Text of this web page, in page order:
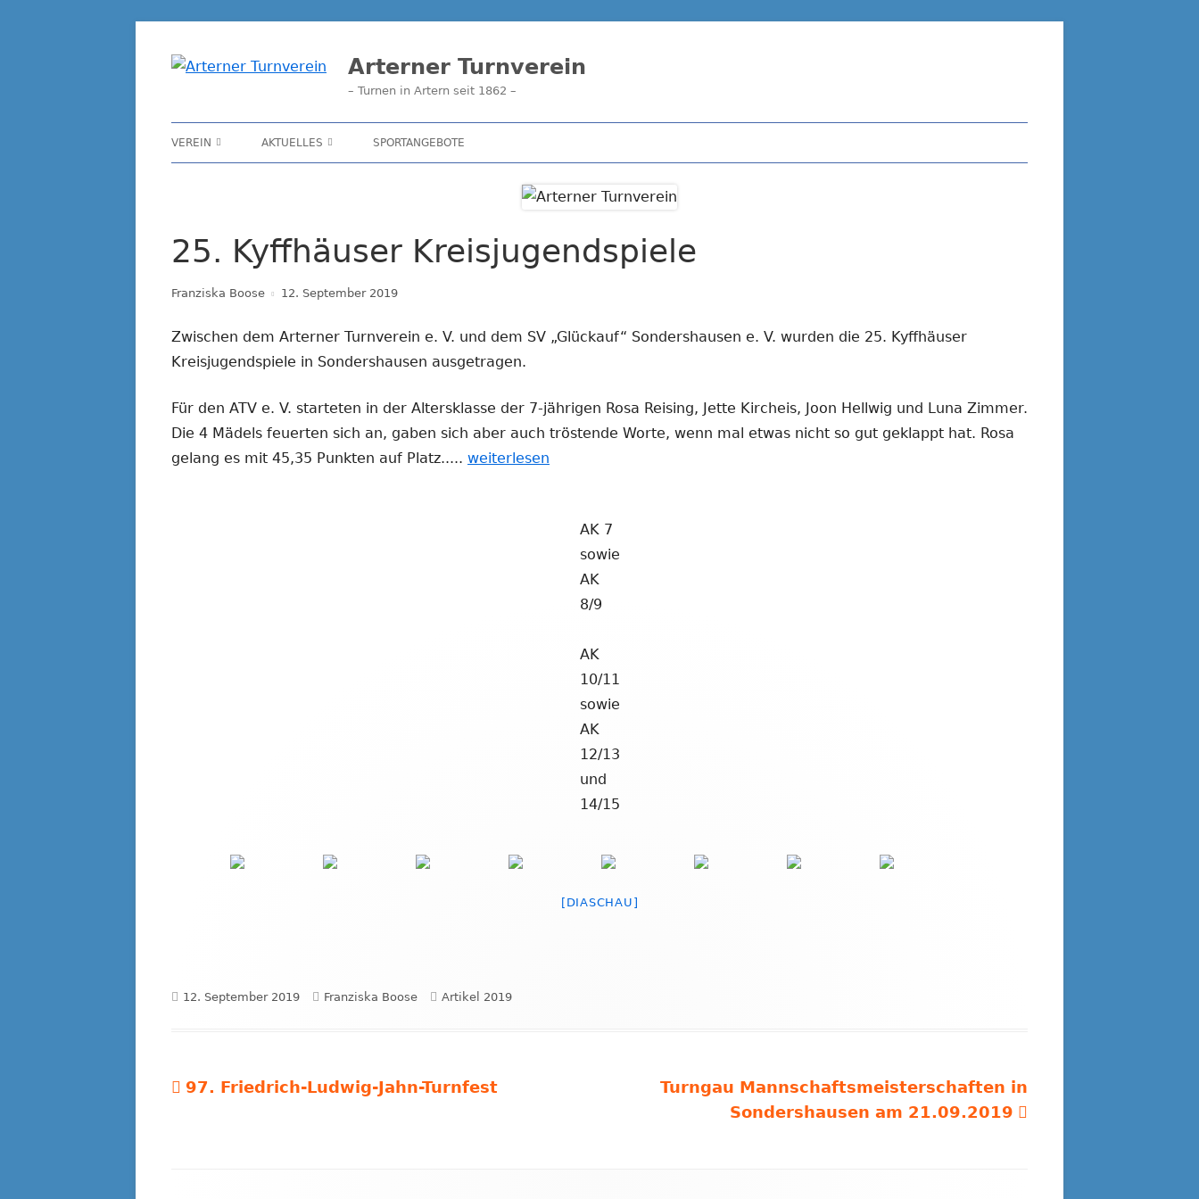
Arterner Turnverein
– Turnen in Artern seit 1862 –
Primäres
VEREIN
VORSTAND
SPONSOREN 2025
MITGLIED WERDEN / FORMULARE
TRAINER/ÜBUNGSLEITER
AKTUELLES SPORTANGEBOTE
25. Kyffhäuser Kreisjugendspiele
Autor
Franziska Boose
Veröffentlicht
12. September 2019
Zwischen dem Arterner Turnverein e. V. und dem SV „Glückauf“ Sondershausen e. V. wurden die 25. Kyffhäuser
Kreisjugendspiele in Sondershausen ausgetragen.
Für den ATV e. V. starteten in der Altersklasse der 7-jährigen Rosa Reising, Jette Kircheis, Joon Hellwig und Luna Zimmer.
Die 4 Mädels feuerten sich an, gaben sich aber auch tröstende Worte, wenn mal etwas nicht so gut geklappt hat. Rosa
gelang es mit 45,35 Punkten auf Platz..... weiterlesen
AK 7
sowie
AK
8/9
AK
10/11
sowie
AK
12/13
und
14/15
[DIASCHAU]
Veröffentlicht
12. September 2019 Autor
Franziska Boose Kategorien
Artikel 2019
Beitragsnavigation
Vorheriger
97. Friedrich-Ludwig-Jahn-Turnfest
Nächster
Turngau Mannschaftsmeisterschaften in
Sondershausen am 21.09.2019